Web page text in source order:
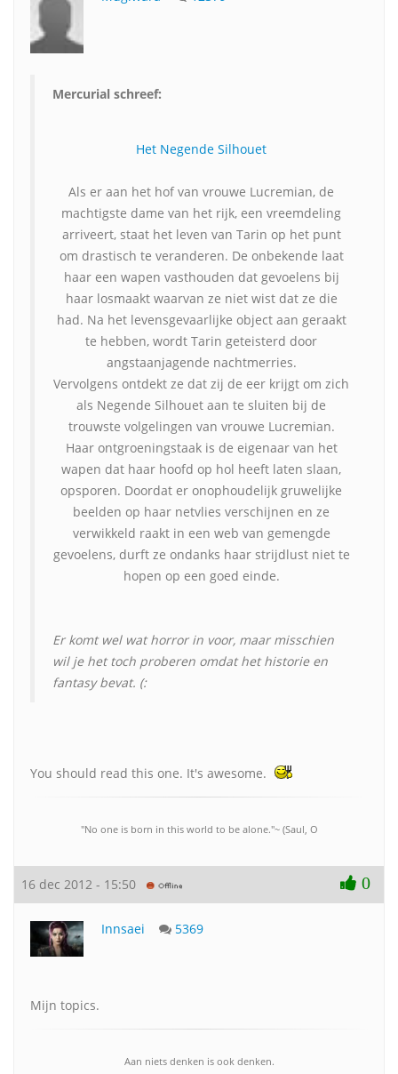
Mercurial schreef:
Het Negende Silhouet
Als er aan het hof van vrouwe Lucremian, de
machtigste dame van het rijk, een vreemdeling
arriveert, staat het leven van Tarin op het punt
om drastisch te veranderen. De onbekende laat
haar een wapen vasthouden dat gevoelens bij
haar losmaakt waarvan ze niet wist dat ze die
had. Na het levensgevaarlijke object aan geraakt
te hebben, wordt Tarin geteisterd door
angstaanjagende nachtmerries.
Vervolgens ontdekt ze dat zij de eer krijgt om zich
als Negende Silhouet aan te sluiten bij de
trouwste volgelingen van vrouwe Lucremian.
Haar ontgroeningstaak is de eigenaar van het
wapen dat haar hoofd op hol heeft laten slaan,
opsporen. Doordat er onophoudelijk gruwelijke
beelden op haar netvlies verschijnen en ze
verwikkeld raakt in een web van gemengde
gevoelens, durft ze ondanks haar strijdlust niet te
hopen op een goed einde.
Er komt wel wat horror in voor, maar misschien
wil je het toch proberen omdat het historie en
fantasy bevat. (:
You should read this one. It's awesome.
"No one is born in this world to be alone."~ (Saul, O
16 dec 2012 - 15:50 0
Innsaei 5369
Mijn topics.
Aan niets denken is ook denken.